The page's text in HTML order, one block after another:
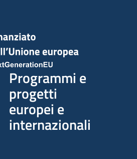
Programmi e
progetti
europei e
internazionali